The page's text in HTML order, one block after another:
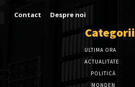
Contact Despre noi
Categorii
ULTIMA ORA
ACTUALITATE
POLITICĂ
MONDEN